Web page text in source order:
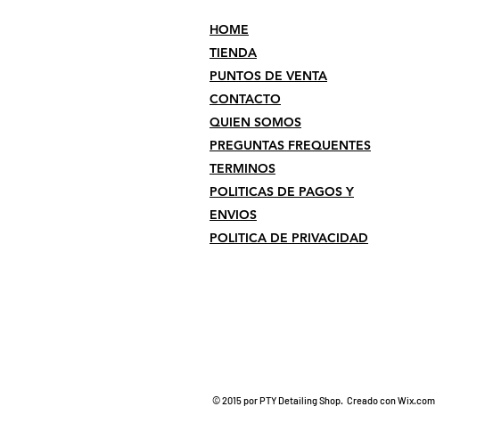
HOME
TIENDA
PUNTOS DE VENTA
CONTACTO
QUIEN SOMOS
PREGUNTAS FREQUENTES
TERMINOS
POLITICAS DE PAGOS Y
ENVIOS
POLITICA DE PRIVACIDAD
© 2015 por PTY Detailing Shop. Creado conWix.com